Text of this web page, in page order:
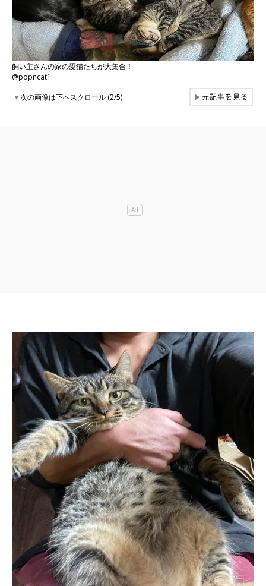
飼い主さんの家の愛猫たちが大集合！
@popncat1
▼次の画像は下へスクロール (2/5) ▶元記事を見る